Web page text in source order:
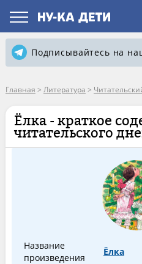
Подписывайтесь на
Главная > Литература >
Ёлка - краткое
читательского
Название
произведения
Ёлка